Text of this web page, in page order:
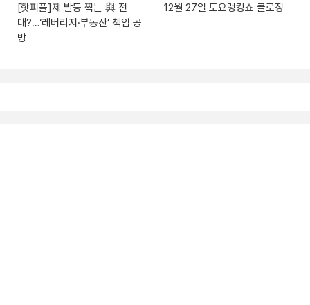
[핫피플]제 발등 찍는 與 전
대?…‘레버리지·부동산’ 책임 공
방
12월 27일 토요랭킹쇼 클로징